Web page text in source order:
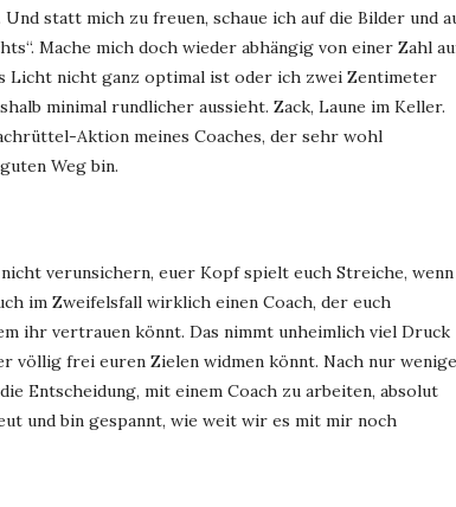
statt mich zu freuen, schaue ich auf die Bilder und
Mache mich doch wieder abhängig von einer Zahl
Licht nicht ganz optimal ist oder ich zwei Zentimeter
minimal rundlicher aussieht. Zack, Laune im Keller.
Aktion meines Coaches, der sehr wohl
Weg bin.
verunsichern, euer Kopf spielt euch Streiche, wenn
im Zweifelsfall wirklich einen Coach, der euch
ihr vertrauen könnt. Das nimmt unheimlich viel Druck
völlig frei euren Zielen widmen könnt. Nach nur
Entscheidung, mit einem Coach zu arbeiten, absolut
und bin gespannt, wie weit wir es mit mir noch